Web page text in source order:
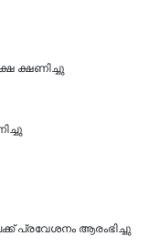
ക്ഷണിച്ചു
പ്രവേശനം ആരംഭിച്ചു